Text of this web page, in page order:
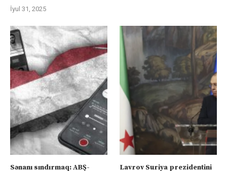
İyul 31, 2025
Sənanı sındırmaq: ABŞ-
Lavrov Suriya prezidentini